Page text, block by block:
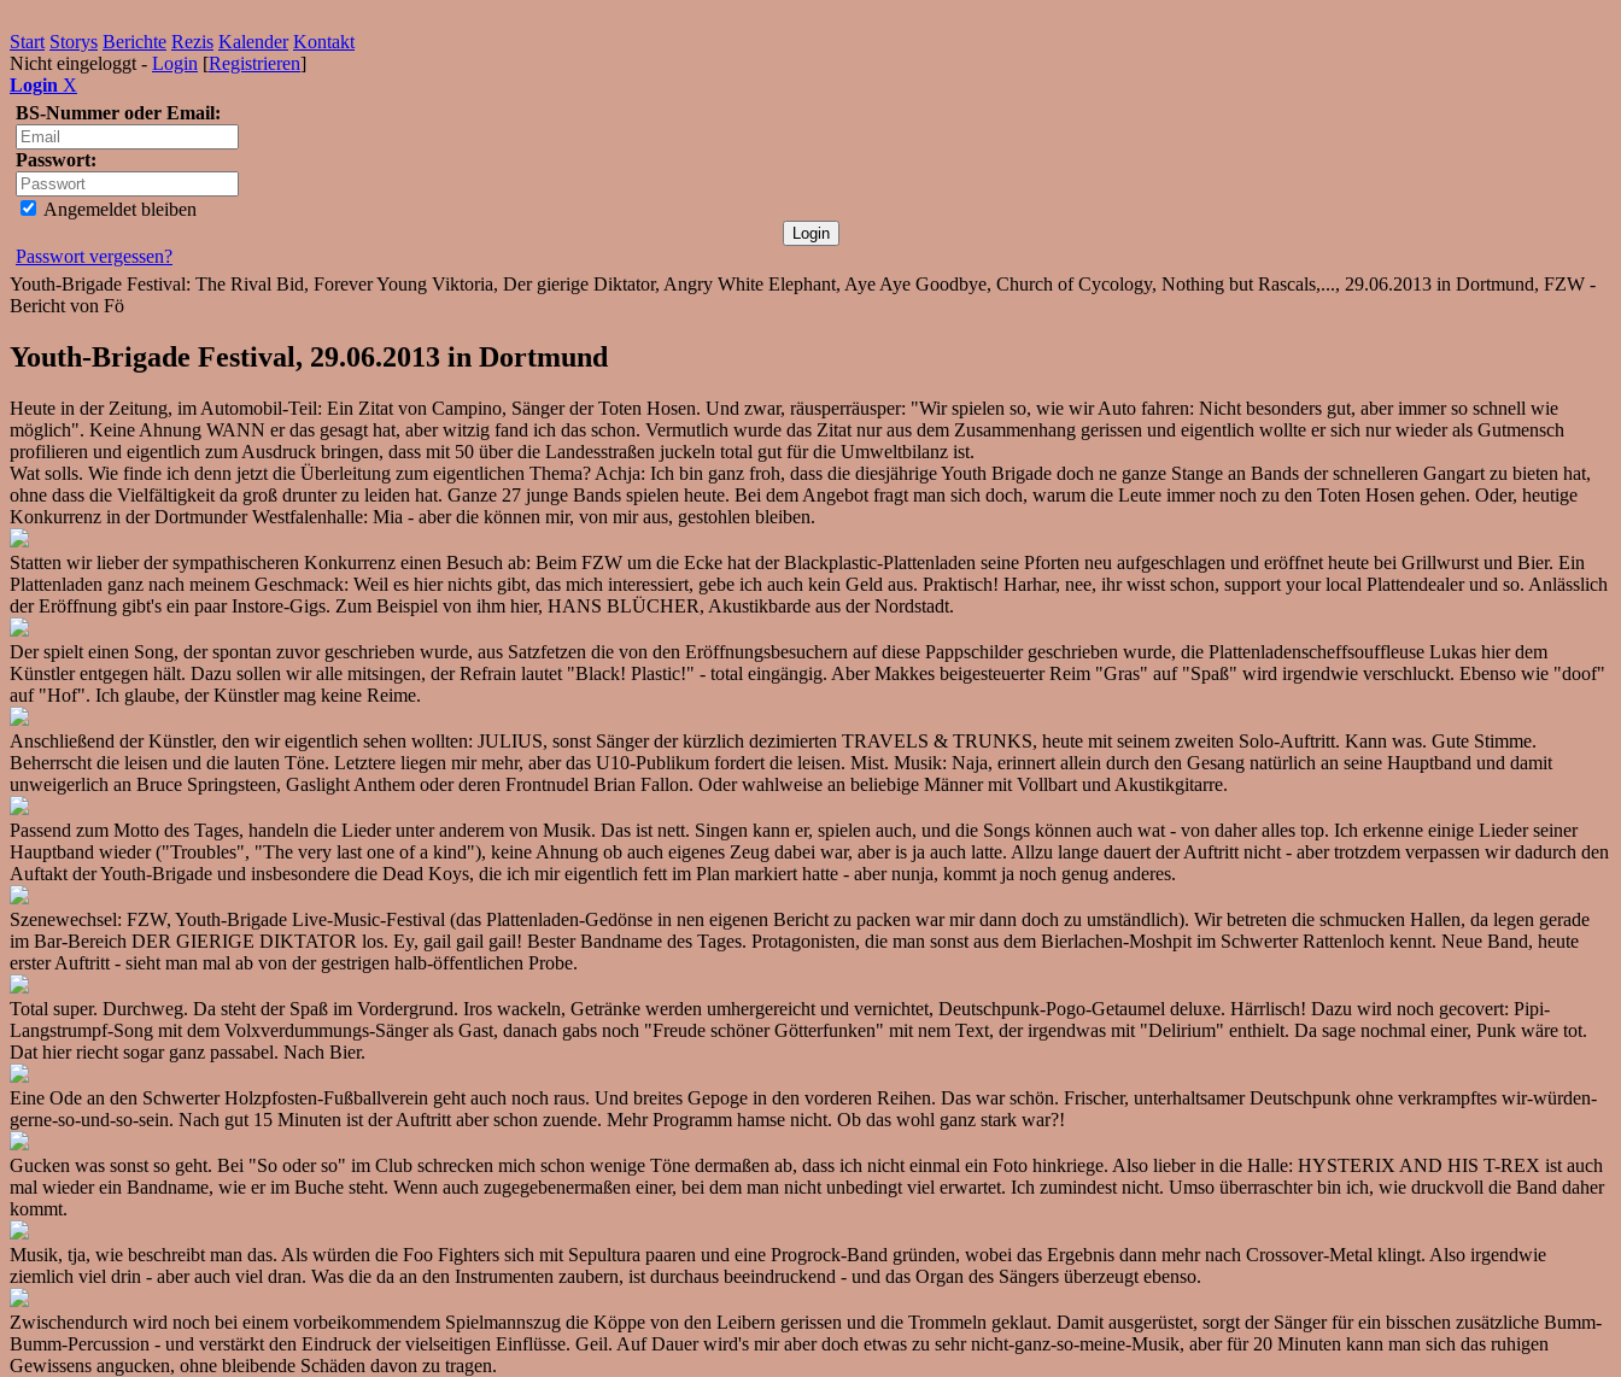
Start Storys Berichte Rezis Kalender Kontakt
Nicht eingeloggt - Login [Registrieren]
Login X
BS-Nummer oder Email:
Passwort:
Angemeldet bleiben
Passwort vergessen?
Youth-Brigade Festival: The Rival Bid, Forever Young Viktoria, Der gierige Diktator, Angry White Elephant, Aye Aye Goodbye, Church of Cycology, Nothing but Rascals,..., 29.06.2013 in Dortmund, FZW -
Bericht von Fö
Youth-Brigade Festival, 29.06.2013 in Dortmund
Heute in der Zeitung, im Automobil-Teil: Ein Zitat von Campino, Sänger der Toten Hosen. Und zwar, räusperräusper: "Wir spielen so, wie wir Auto fahren: Nicht besonders gut, aber immer so schnell wie
möglich". Keine Ahnung WANN er das gesagt hat, aber witzig fand ich das schon. Vermutlich wurde das Zitat nur aus dem Zusammenhang gerissen und eigentlich wollte er sich nur wieder als Gutmensch
profilieren und eigentlich zum Ausdruck bringen, dass mit 50 über die Landesstraßen juckeln total gut für die Umweltbilanz ist.
Wat solls. Wie finde ich denn jetzt die Überleitung zum eigentlichen Thema? Achja: Ich bin ganz froh, dass die diesjährige Youth Brigade doch ne ganze Stange an Bands der schnelleren Gangart zu bieten hat,
ohne dass die Vielfältigkeit da groß drunter zu leiden hat. Ganze 27 junge Bands spielen heute. Bei dem Angebot fragt man sich doch, warum die Leute immer noch zu den Toten Hosen gehen. Oder, heutige
Konkurrenz in der Dortmunder Westfalenhalle: Mia - aber die können mir, von mir aus, gestohlen bleiben.
Statten wir lieber der sympathischeren Konkurrenz einen Besuch ab: Beim FZW um die Ecke hat der Blackplastic-Plattenladen seine Pforten neu aufgeschlagen und eröffnet heute bei Grillwurst und Bier. Ein
Plattenladen ganz nach meinem Geschmack: Weil es hier nichts gibt, das mich interessiert, gebe ich auch kein Geld aus. Praktisch! Harhar, nee, ihr wisst schon, support your local Plattendealer und so. Anlässlich
der Eröffnung gibt's ein paar Instore-Gigs. Zum Beispiel von ihm hier, HANS BLÜCHER, Akustikbarde aus der Nordstadt.
Der spielt einen Song, der spontan zuvor geschrieben wurde, aus Satzfetzen die von den Eröffnungsbesuchern auf diese Pappschilder geschrieben wurde, die Plattenladenscheffsouffleuse Lukas hier dem
Künstler entgegen hält. Dazu sollen wir alle mitsingen, der Refrain lautet "Black! Plastic!" - total eingängig. Aber Makkes beigesteuerter Reim "Gras" auf "Spaß" wird irgendwie verschluckt. Ebenso wie "doof"
auf "Hof". Ich glaube, der Künstler mag keine Reime.
Anschließend der Künstler, den wir eigentlich sehen wollten: JULIUS, sonst Sänger der kürzlich dezimierten TRAVELS & TRUNKS, heute mit seinem zweiten Solo-Auftritt. Kann was. Gute Stimme.
Beherrscht die leisen und die lauten Töne. Letztere liegen mir mehr, aber das U10-Publikum fordert die leisen. Mist. Musik: Naja, erinnert allein durch den Gesang natürlich an seine Hauptband und damit
unweigerlich an Bruce Springsteen, Gaslight Anthem oder deren Frontnudel Brian Fallon. Oder wahlweise an beliebige Männer mit Vollbart und Akustikgitarre.
Passend zum Motto des Tages, handeln die Lieder unter anderem von Musik. Das ist nett. Singen kann er, spielen auch, und die Songs können auch wat - von daher alles top. Ich erkenne einige Lieder seiner
Hauptband wieder ("Troubles", "The very last one of a kind"), keine Ahnung ob auch eigenes Zeug dabei war, aber is ja auch latte. Allzu lange dauert der Auftritt nicht - aber trotzdem verpassen wir dadurch den
Auftakt der Youth-Brigade und insbesondere die Dead Koys, die ich mir eigentlich fett im Plan markiert hatte - aber nunja, kommt ja noch genug anderes.
Szenewechsel: FZW, Youth-Brigade Live-Music-Festival (das Plattenladen-Gedönse in nen eigenen Bericht zu packen war mir dann doch zu umständlich). Wir betreten die schmucken Hallen, da legen gerade
im Bar-Bereich DER GIERIGE DIKTATOR los. Ey, gail gail gail! Bester Bandname des Tages. Protagonisten, die man sonst aus dem Bierlachen-Moshpit im Schwerter Rattenloch kennt. Neue Band, heute
erster Auftritt - sieht man mal ab von der gestrigen halb-öffentlichen Probe.
Total super. Durchweg. Da steht der Spaß im Vordergrund. Iros wackeln, Getränke werden umhergereicht und vernichtet, Deutschpunk-Pogo-Getaumel deluxe. Härrlisch! Dazu wird noch gecovert: Pipi-
Langstrumpf-Song mit dem Volxverdummungs-Sänger als Gast, danach gabs noch "Freude schöner Götterfunken" mit nem Text, der irgendwas mit "Delirium" enthielt. Da sage nochmal einer, Punk wäre tot.
Dat hier riecht sogar ganz passabel. Nach Bier.
Eine Ode an den Schwerter Holzpfosten-Fußballverein geht auch noch raus. Und breites Gepoge in den vorderen Reihen. Das war schön. Frischer, unterhaltsamer Deutschpunk ohne verkrampftes wir-würden-
gerne-­so-und-so-sein. Nach gut 15 Minuten ist der Auftritt aber schon zuende. Mehr Programm hamse nicht. Ob das wohl ganz stark war?!
Gucken was sonst so geht. Bei "So oder so" im Club schrecken mich schon wenige Töne dermaßen ab, dass ich nicht einmal ein Foto hinkriege. Also lieber in die Halle: HYSTERIX AND HIS T-REX ist auch
mal wieder ein Bandname, wie er im Buche steht. Wenn auch zugegebenermaßen einer, bei dem man nicht unbedingt viel erwartet. Ich zumindest nicht. Umso überraschter bin ich, wie druckvoll die Band daher
kommt.
Musik, tja, wie beschreibt man das. Als würden die Foo Fighters sich mit Sepultura paaren und eine Progrock-Band gründen, wobei das Ergebnis dann mehr nach Crossover-Metal klingt. Also irgendwie
ziemlich viel drin - aber auch viel dran. Was die da an den Instrumenten zaubern, ist durchaus beeindruckend - und das Organ des Sängers überzeugt ebenso.
Zwischendurch wird noch bei einem vorbeikommendem Spielmannszug die Köppe von den Leibern gerissen und die Trommeln geklaut. Damit ausgerüstet, sorgt der Sänger für ein bisschen zusätzliche Bumm-
Bumm-Percussion - und verstärkt den Eindruck der vielseitigen Einflüsse. Geil. Auf Dauer wird's mir aber doch etwas zu sehr nicht-ganz-so-­meine-Musik, aber für 20 Minuten kann man sich das ruhigen
Gewissens angucken, ohne bleibende Schäden davon zu tragen.